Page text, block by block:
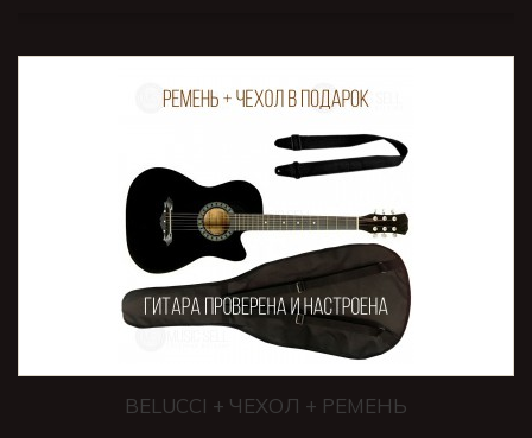
BELUCCI + ЧЕХОЛ + РЕМЕНЬ